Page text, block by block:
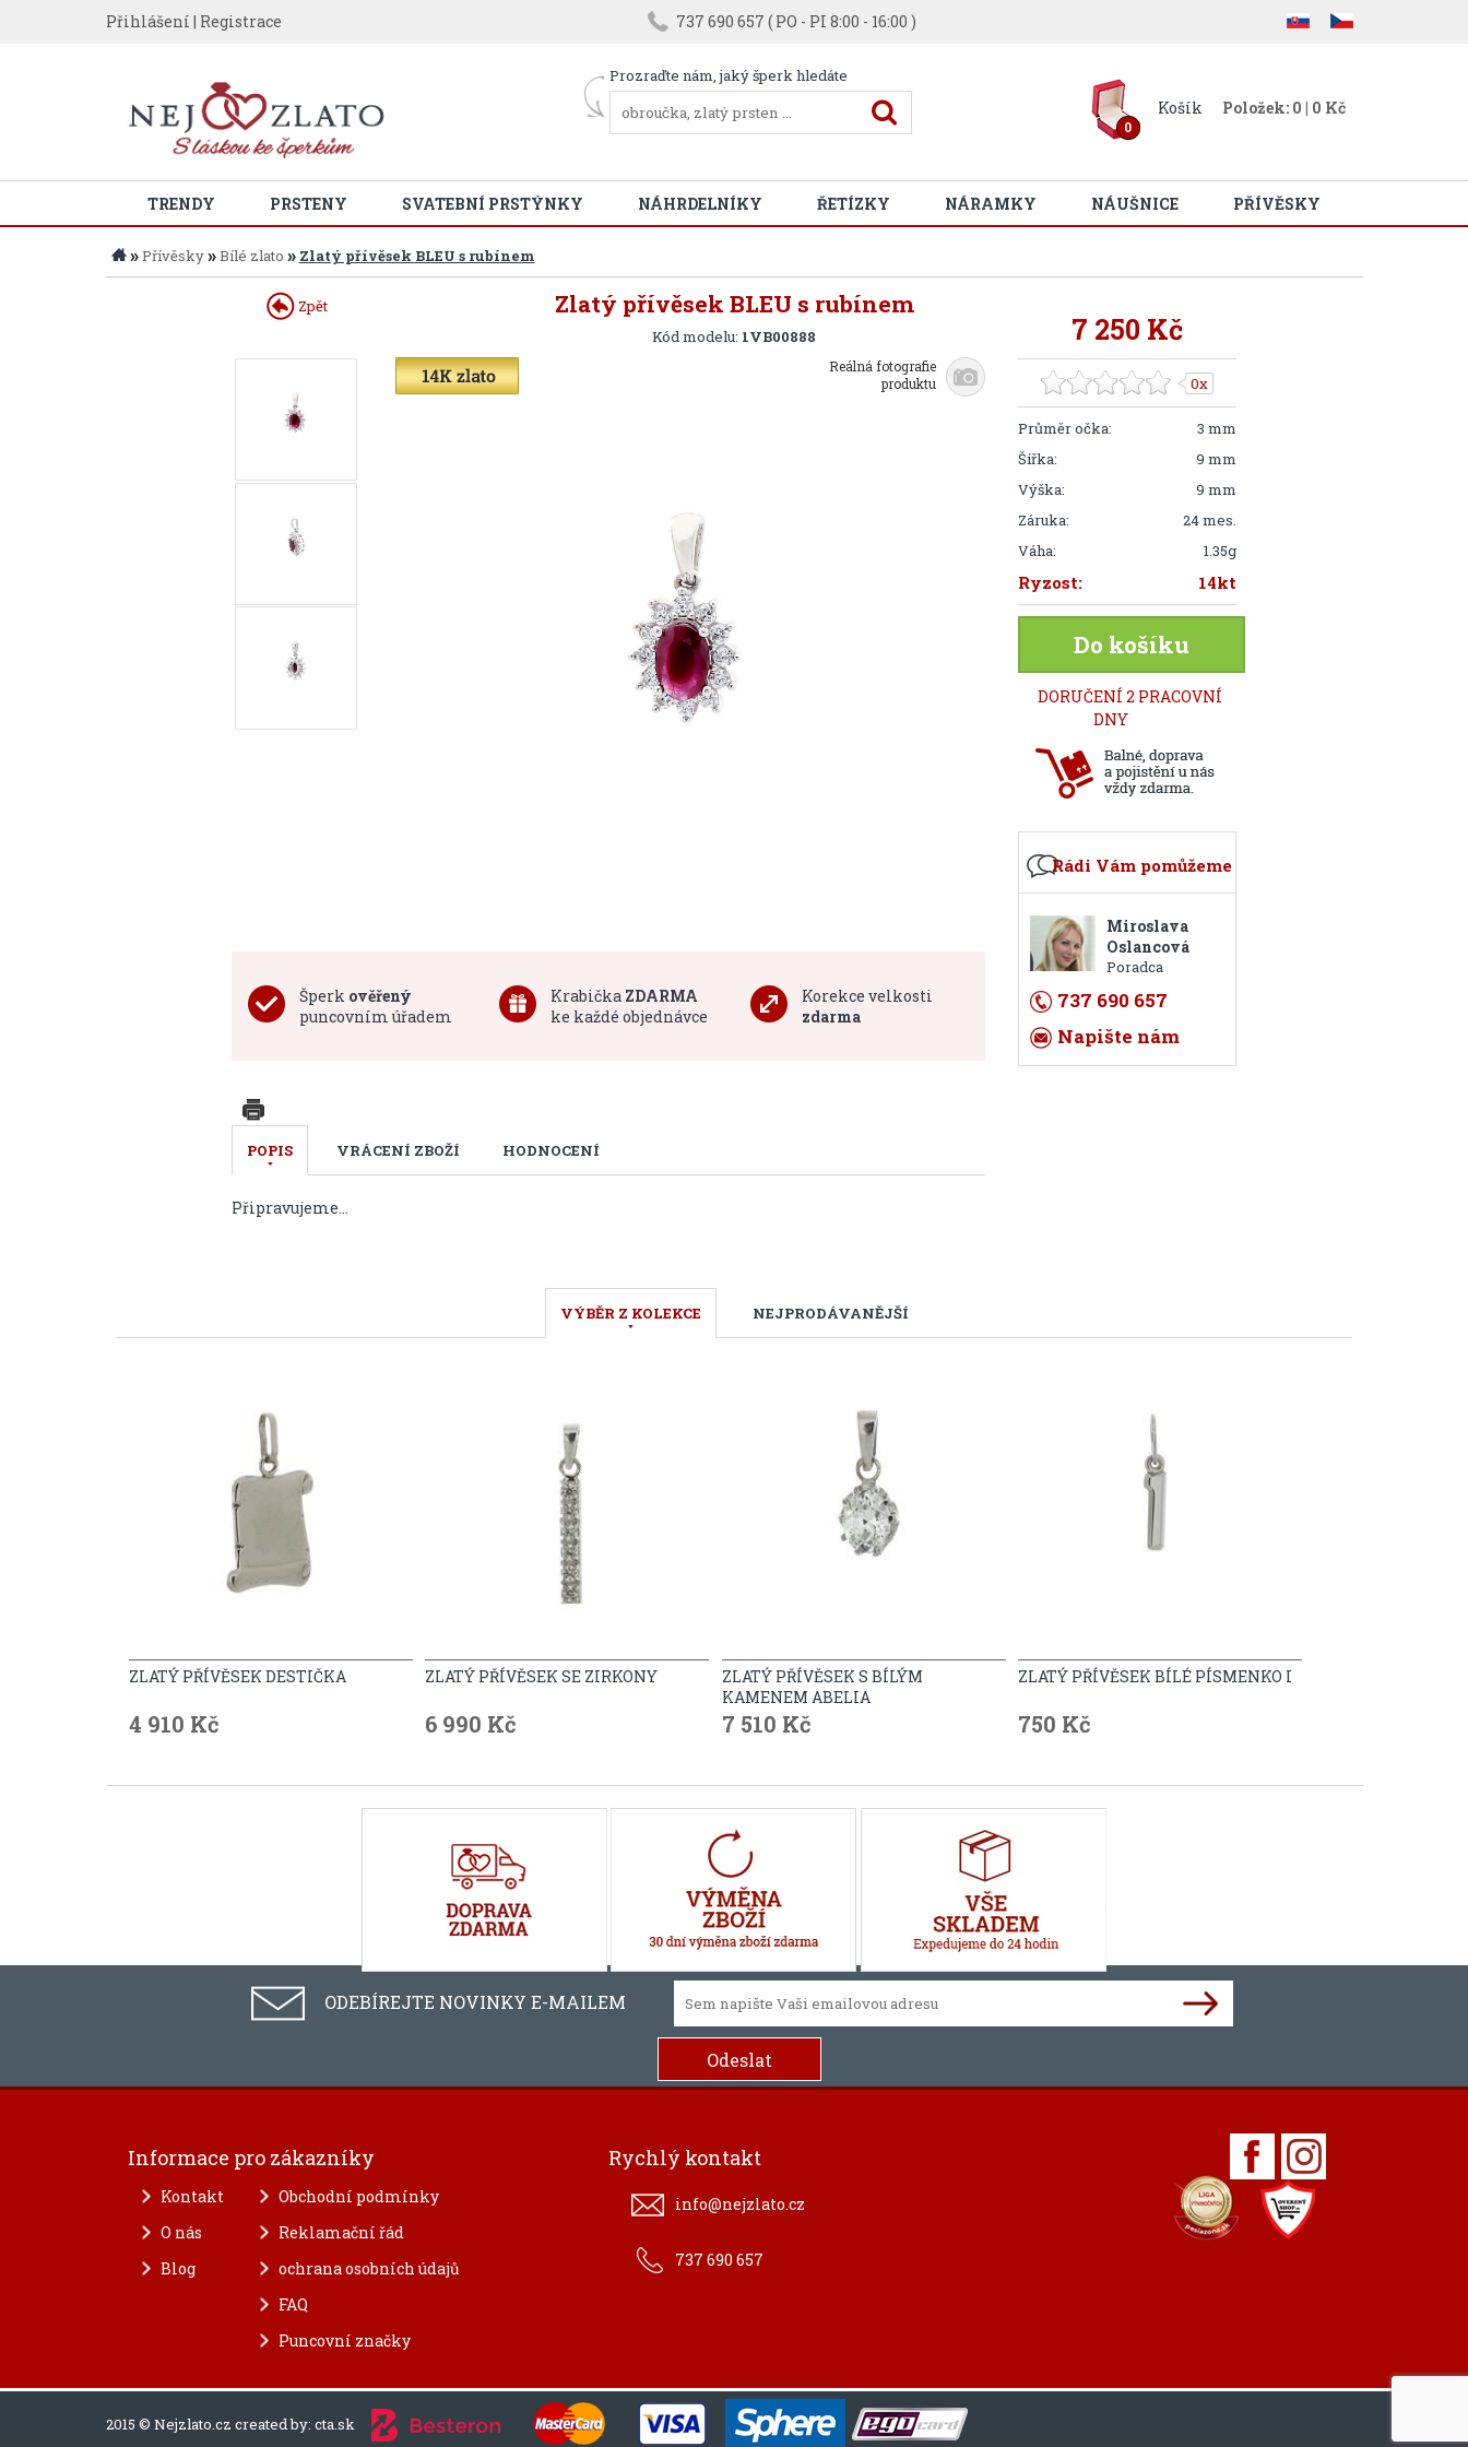
Přihlášení | Registrace 737 690 657 ( PO - PI 8:00 - 16:00 )
Prozraďte nám, jaký šperk hledáte
0
Košík Položek: 0 | 0 Kč
TRENDY PRSTENY SVATEBNÍ PRSTÝNKY NÁHRDELNÍKY ŘETÍZKY NÁRAMKY NÁUŠNICE PŘÍVĚSKY
»Přívěsky»Bílé zlato » Zlatý přívěsek BLEU s rubínem
Zlatý přívěsek BLEU s rubínem
Kód modelu: 1VB00888
Zpět
Reálná fotografie
produktu
Šperk ověřený
puncovním úřadem
Krabička ZDARMA
ke každé objednávce
Korekce velkosti
zdarma
POPIS VRÁCENÍ ZBOŽÍ HODNOCENÍ
Připravujeme...
7 250 Kč
0x
Průměr očka:
3 mm
Šířka:
9 mm
Výška:
9 mm
Záruka:
24 mes.
Váha:
1.35g
Ryzost: 14kt
Do košíku
DORUČENÍ 2 PRACOVNÍ
DNY
Rádi Vám pomůžeme
Miroslava
Oslancová
Poradca
737 690 657
Napište nám
VÝBĚR Z KOLEKCE NEJPRODÁVANĚJŠÍ
ZLATÝ PŘÍVĚSEK DESTIČKA
4 910 Kč
ZLATÝ PŘÍVĚSEK SE ZIRKONY
6 990 Kč
ZLATÝ PŘÍVĚSEK S BÍLÝM
KAMENEM ABELIA
7 510 Kč
ZLATÝ PŘÍVĚSEK BÍLÉ PÍSMENKO I
750 Kč
ODEBÍREJTE NOVINKY E-MAILEM
Informace pro zákazníky
Kontakt
O nás
Blog
Obchodní podmínky
Reklamační řád
ochrana osobních údajů
FAQ
Puncovní značky
Rychlý kontakt
info@nejzlato.cz
737 690 657
2015 © Nejzlato.cz created by: cta.sk